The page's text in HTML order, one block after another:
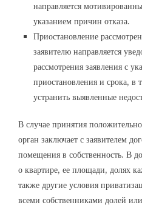
направляется
указанием причин отказа.
Приостановление
заявителю направляется
рассмотрения заявления с
приостановления и срока, в
устранить выявленные
В случае принятия
орган заключает с заявителем
помещения в собственность. В
о квартире, ее площади, долях
также другие условия
всеми собственниками долей